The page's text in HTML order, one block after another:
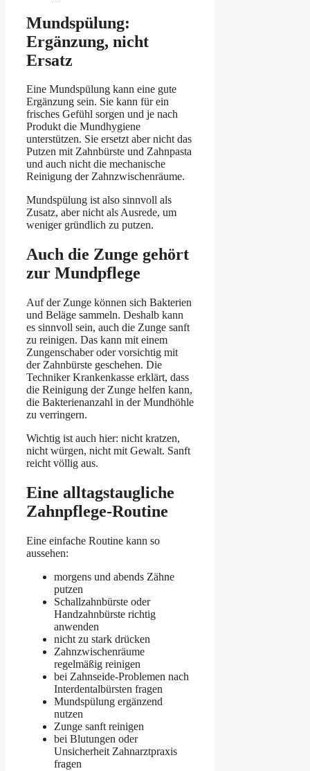
Mundspülung:
Ergänzung, nicht
Ersatz
Eine Mundspülung kann eine gute
Ergänzung sein. Sie kann für ein
frisches Gefühl sorgen und je nach
Produkt die Mundhygiene
unterstützen. Sie ersetzt aber nicht das
Putzen mit Zahnbürste und Zahnpasta
und auch nicht die mechanische
Reinigung der Zahnzwischenräume.
Mundspülung ist also sinnvoll als
Zusatz, aber nicht als Ausrede, um
weniger gründlich zu putzen.
Auch die Zunge gehört
zur Mundpflege
Auf der Zunge können sich Bakterien
und Beläge sammeln. Deshalb kann
es sinnvoll sein, auch die Zunge sanft
zu reinigen. Das kann mit einem
Zungenschaber oder vorsichtig mit
der Zahnbürste geschehen. Die
Techniker Krankenkasse erklärt, dass
die Reinigung der Zunge helfen kann,
die Bakterienanzahl in der Mundhöhle
zu verringern.
Wichtig ist auch hier: nicht kratzen,
nicht würgen, nicht mit Gewalt. Sanft
reicht völlig aus.
Eine alltagstaugliche
Zahnpflege-Routine
Eine einfache Routine kann so
aussehen:
morgens und abends Zähne
putzen
Schallzahnbürste oder
Handzahnbürste richtig
anwenden
nicht zu stark drücken
Zahnzwischenräume
regelmäßig reinigen
bei Zahnseide-Problemen nach
Interdentalbürsten fragen
Mundspülung ergänzend
nutzen
Zunge sanft reinigen
bei Blutungen oder
Unsicherheit Zahnarztpraxis
fragen